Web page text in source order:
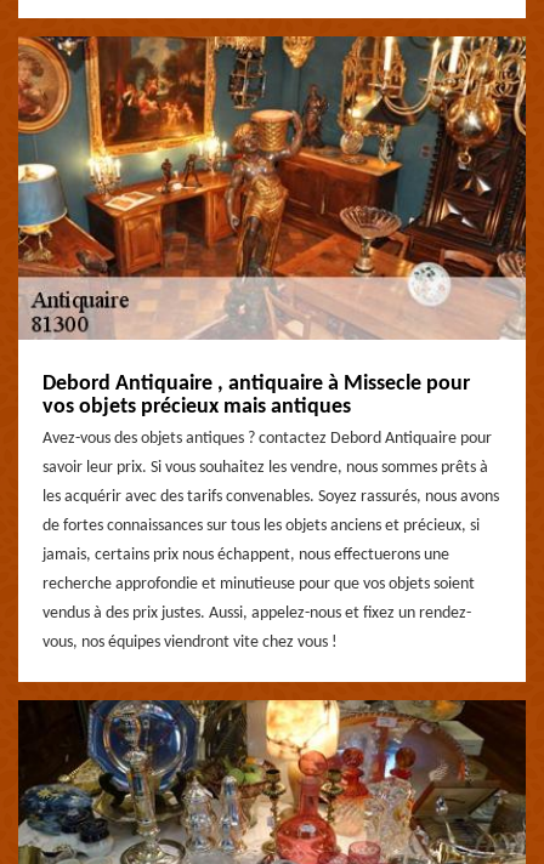
Debord Antiquaire , antiquaire à Missecle pour
vos objets précieux mais antiques
Avez-vous des objets antiques ? contactez Debord Antiquaire pour
savoir leur prix. Si vous souhaitez les vendre, nous sommes prêts à
les acquérir avec des tarifs convenables. Soyez rassurés, nous avons
de fortes connaissances sur tous les objets anciens et précieux, si
jamais, certains prix nous échappent, nous effectuerons une
recherche approfondie et minutieuse pour que vos objets soient
vendus à des prix justes. Aussi, appelez-nous et fixez un rendez-
vous, nos équipes viendront vite chez vous !